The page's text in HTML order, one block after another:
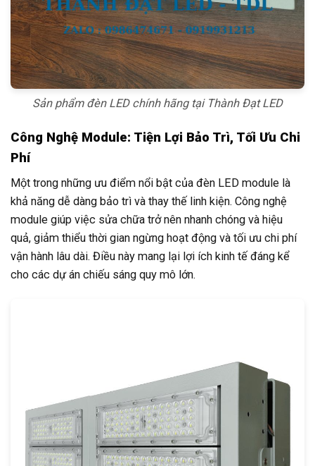
Sản phẩm đèn LED chính hãng tại Thành Đạt LED
Công Nghệ Module: Tiện Lợi Bảo Trì, Tối Ưu Chi
Phí
Một trong những ưu điểm nổi bật của đèn LED module là
khả năng dễ dàng bảo trì và thay thế linh kiện. Công nghệ
module giúp việc sửa chữa trở nên nhanh chóng và hiệu
quả, giảm thiểu thời gian ngừng hoạt động và tối ưu chi phí
vận hành lâu dài. Điều này mang lại lợi ích kinh tế đáng kể
cho các dự án chiếu sáng quy mô lớn.